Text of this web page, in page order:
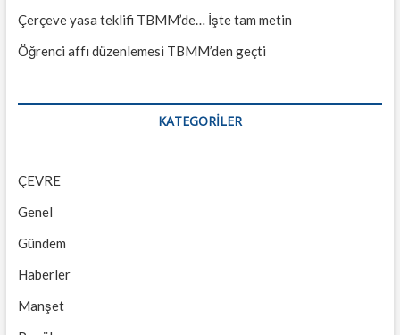
Çerçeve yasa teklifi TBMM’de… İşte tam metin
Öğrenci affı düzenlemesi TBMM’den geçti
KATEGORILER
ÇEVRE
Genel
Gündem
Haberler
Manşet